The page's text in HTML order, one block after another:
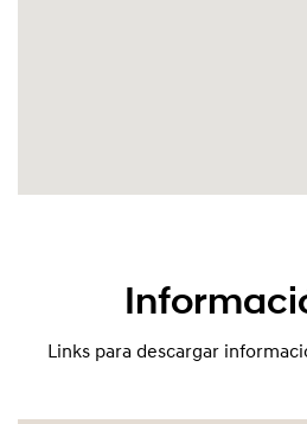
Links para descargar